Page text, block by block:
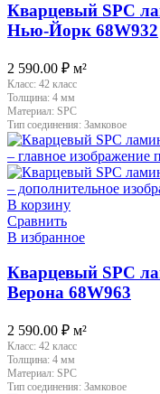
Кварцевый SPC
Нью-Йорк 68W932
2 590.00 ₽ м²
Класс: 42 класс
Толщина: 4 мм
Материал: SPC
Тип соединения: Замковое
В корзину
Сравнить
В избранное
Кварцевый SPC
Верона 68W963
2 590.00 ₽ м²
Класс: 42 класс
Толщина: 4 мм
Материал: SPC
Тип соединения: Замковое